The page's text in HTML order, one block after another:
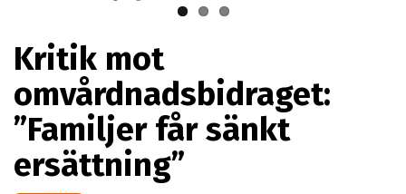
Kritik mot
omvårdnadsbidraget:
”Familjer får sänkt
ersättning”